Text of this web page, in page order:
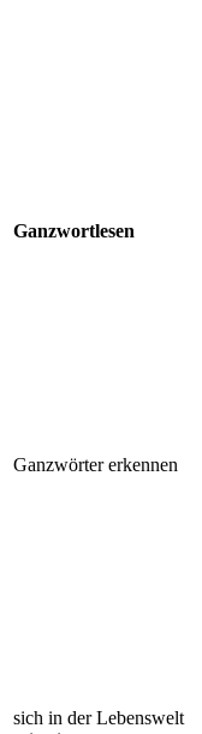
Ganzwortlesen
Ganzwörter erkennen
sich in der Lebenswelt